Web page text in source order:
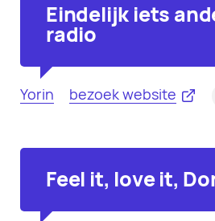
Eindelijk iets
radio
Yorin bezoek website
Feel it, love it,